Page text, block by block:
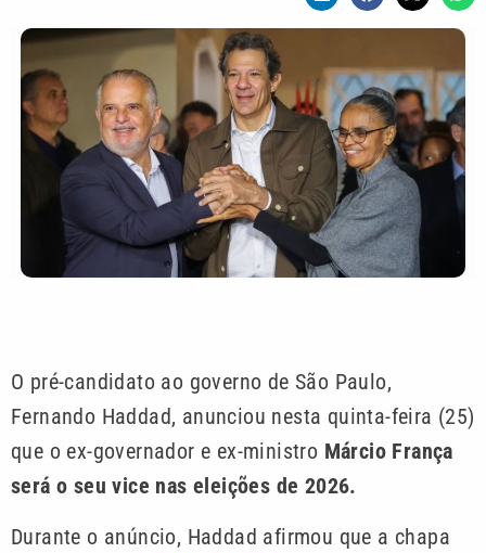
O pré-candidato ao governo de São Paulo,
Fernando Haddad, anunciou nesta quinta-feira (25)
que o ex-governador e ex-ministro Márcio França
será o seu vice nas eleições de 2026.
Durante o anúncio, Haddad afirmou que a chapa